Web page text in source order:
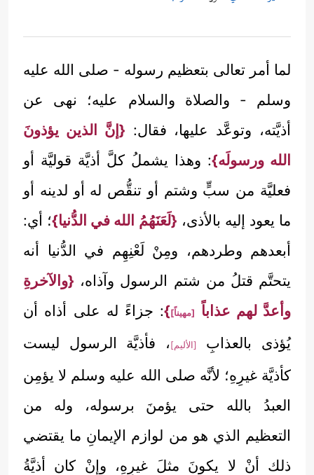
لما أمر تعالى بتعظيم رسوله - صلى الله عليه
وسلم - والصلاة والسلام عليه؛ نهى عن
أذيَّته، وتوعَّد عليها، فقال: {إنَّ الذين يؤذونَ
الله ورسولَه}: وهذا يشملُ كلَّ أذيَّة قوليَّة أو
فعليَّة من سبٍّ وشتم أو تنقُّص له أو لدينه أو
ما يعود إليه بالأذى، {لَعَنَهُمُ الله في الدُّنيا}؛ أي:
أبعدهم وطردهم، ومِنْ لَعْنِهِم في الدُّنيا أنه
يتحتَّم قتلُ من شتم الرسول وآذاه، {والآخرةِ
وأعدَّ لهم عذاباً
[مهيناً]}: جزاءً له على أذاه أن
يُؤذى بالعذابِ
[الأليم]، فأذيَّة الرسول ليست
كأذيَّة غيرِهِ؛ لأنَّه صلى الله عليه وسلم لا يؤمِن
العبدُ بالله حتى يؤمنَ برسوله، وله من
التعظيم الذي هو من لوازم الإيمانِ ما يقتضي
ذلك أنْ لا يكونَ مثلَ غيرِهِ، وإنْ كان أذيَّةُ